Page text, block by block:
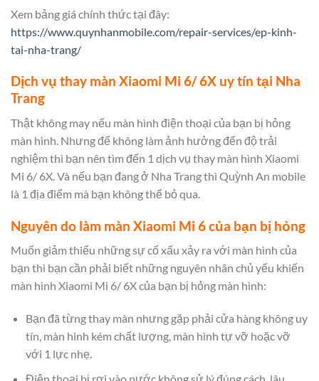
Xem bảng giá chính thức tại đây:
https://www.quynhanmobile.com/repair-services/ep-kinh-
tai-nha-trang/
Dịch vụ thay màn Xiaomi Mi 6/ 6X uy tín tại Nha
Trang
Thật không may nếu màn hình điện thoại của bạn bị hỏng
màn hình. Nhưng để không làm ảnh hưởng đến độ trải
nghiệm thì bạn nên tìm đến 1 dịch vụ thay màn hình Xiaomi
Mi 6/ 6X. Và nếu bạn đang ở Nha Trang thì Quỳnh An mobile
là 1 địa điểm mà bạn không thể bỏ qua.
Nguyên do làm màn Xiaomi Mi 6 của bạn bị hỏng
Muốn giảm thiểu những sự cố xấu xảy ra với màn hình của
bạn thì bạn cần phải biết những nguyên nhân chủ yếu khiến
màn hình Xiaomi Mi 6/ 6X của bạn bị hỏng màn hình:
Bạn đã từng thay màn nhưng gặp phải cửa hàng không uy
tín, màn hinh kém chất lượng, màn hình tự vỡ hoặc vỡ
với 1 lực nhẹ.
Điện thoại bị rơi vào nước không sử lý đúng cách, lâu